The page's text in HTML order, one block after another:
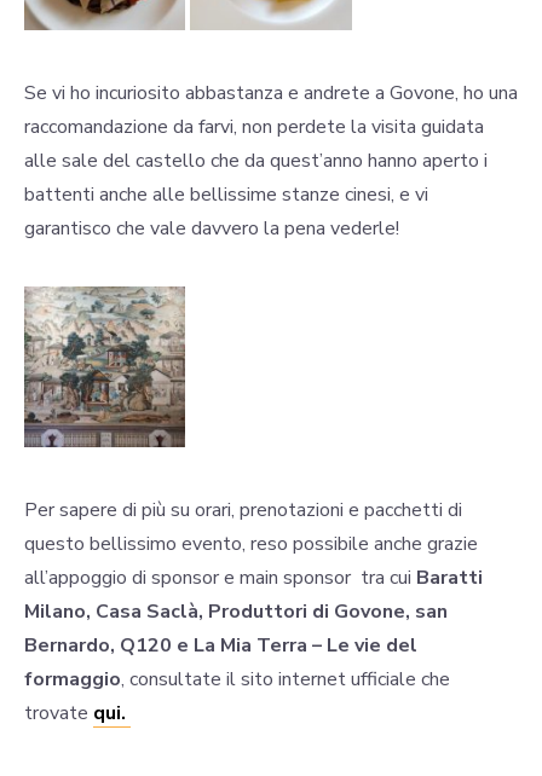
Se vi ho incuriosito abbastanza e andrete a Govone, ho una
raccomandazione da farvi, non perdete la visita guidata
alle sale del castello che da quest’anno hanno aperto i
battenti anche alle bellissime stanze cinesi, e vi
garantisco che vale davvero la pena vederle!
Per sapere di più su orari, prenotazioni e pacchetti di
questo bellissimo evento, reso possibile anche grazie
all’appoggio di sponsor e main sponsor tra cui Baratti
Milano, Casa Saclà, Produttori di Govone, san
Bernardo, Q120 e La Mia Terra – Le vie del
formaggio, consultate il sito internet ufficiale che
trovate qui.